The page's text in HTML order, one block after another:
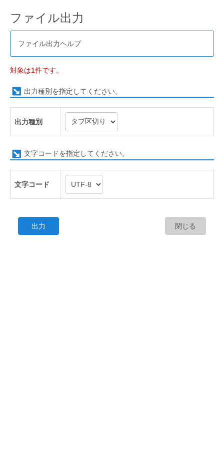
ファイル出力
ファイル出力ヘルプ
対象は1件です。
出力種別を指定してください。
出力種別
文字コードを指定してください。
文字コード